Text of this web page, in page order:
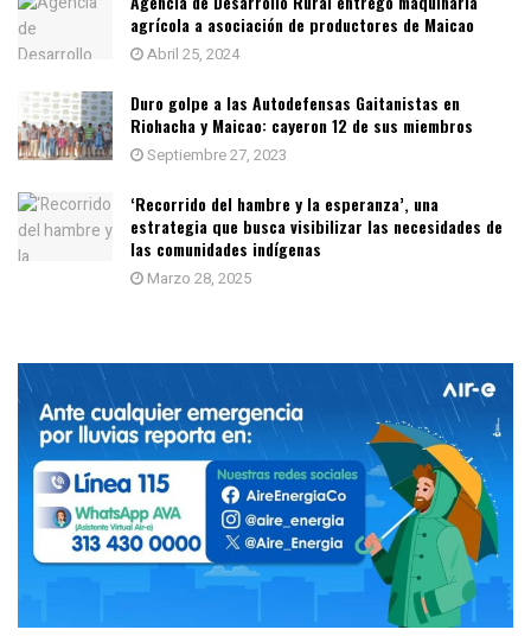
agrícola a asociación de productores de Maicao
Abril 25, 2024
Duro golpe a las Autodefensas Gaitanistas en
Riohacha y Maicao: cayeron 12 de sus miembros
Septiembre 27, 2023
‘Recorrido del hambre y la esperanza’, una
estrategia que busca visibilizar las necesidades de
las comunidades indígenas
Marzo 28, 2025